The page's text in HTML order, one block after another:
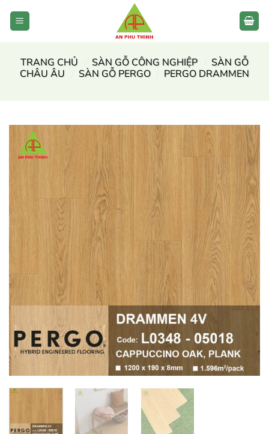
TRANG CHỦ
SÀN GỖ CÔNG NGHIỆP
SÀN GỖ
CHÂU ÂU
SÀN GỖ PERGO PERGO DRAMMEN